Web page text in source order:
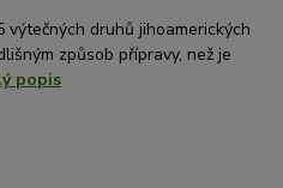
výtečných druhů jihoamerických
způsob přípravy, než je
popis